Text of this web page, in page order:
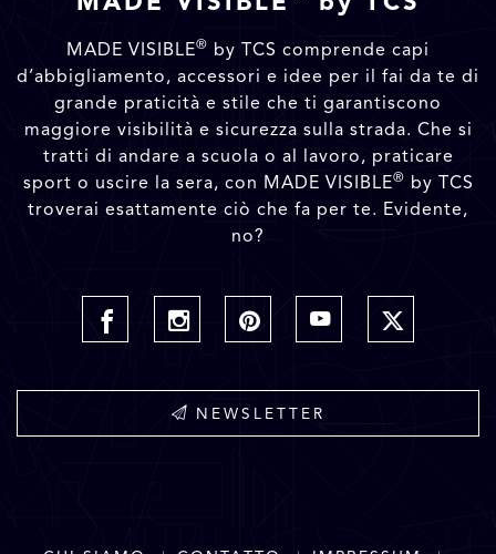
MADE VISIBLE® by TCS comprende capi
d’abbigliamento, accessori e idee per il fai da te di
grande praticità e stile che ti garantiscono
maggiore visibilità e sicurezza sulla strada. Che si
tratti di andare a scuola o al lavoro, praticare
sport o uscire la sera, con MADE VISIBLE® by TCS
troverai esattamente ciò che fa per te. Evidente,
no?
NEWSLETTER